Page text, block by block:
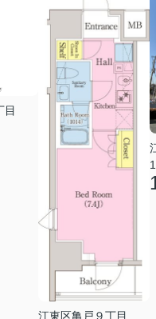
目
江東区亀戸９丁目